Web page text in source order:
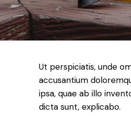
Ut perspiciatis, unde
accusantium
ipsa, quae ab illo
dicta sunt, explicabo.